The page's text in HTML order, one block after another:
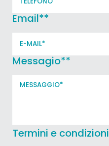
Email**
Messagio**
Termini e condizioni